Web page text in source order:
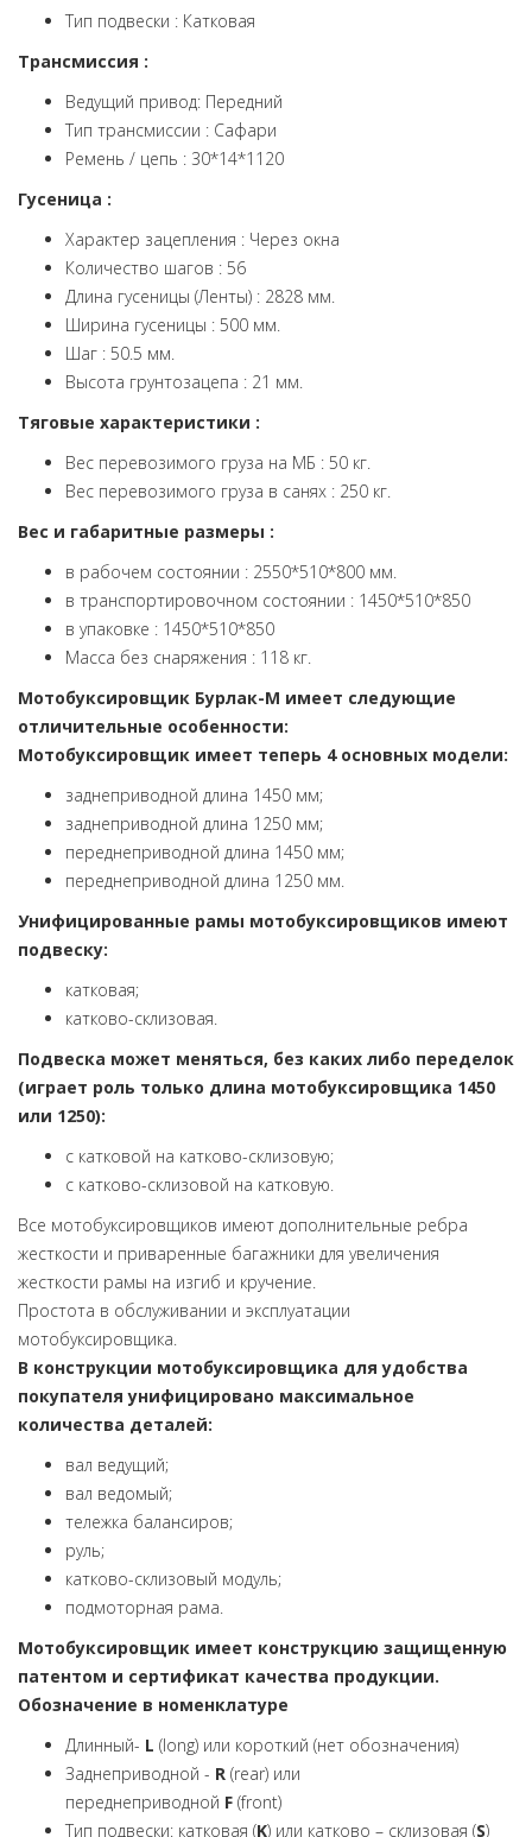
Тип подвески : Катковая
Трансмиссия :
Ведущий привод: Передний
Тип трансмиссии : Сафари
Ремень / цепь : 30*14*1120
Гусеница :
Характер зацепления : Через окна
Количество шагов : 56
Длина гусеницы (Ленты) : 2828 мм.
Ширина гусеницы : 500 мм.
Шаг : 50.5 мм.
Высота грунтозацепа : 21 мм.
Тяговые характеристики :
Вес перевозимого груза на МБ : 50 кг.
Вес перевозимого груза в санях : 250 кг.
Вес и габаритные размеры :
в рабочем состоянии : 2550*510*800 мм.
в транспортировочном состоянии : 1450*510*850
в упаковке : 1450*510*850
Масса без снаряжения : 118 кг.
Мотобуксировщик Бурлак-M имеет следующие
отличительные особенности:
Мотобуксировщик имеет теперь 4 основных модели:
заднеприводной длина 1450 мм;
заднеприводной длина 1250 мм;
переднеприводной длина 1450 мм;
переднеприводной длина 1250 мм.
Унифицированные рамы мотобуксировщиков имеют
подвеску:
катковая;
катково-склизовая.
Подвеска может меняться, без каких либо переделок
(играет роль только длина мотобуксировщика 1450
или 1250):
с катковой на катково-склизовую;
с катково-склизовой на катковую.
Все мотобуксировщиков имеют дополнительные ребра
жесткости и приваренные багажники для увеличения
жесткости рамы на изгиб и кручение.
Простота в обслуживании и эксплуатации
мотобуксировщика.
В конструкции мотобуксировщика для удобства
покупателя унифицировано максимальное
количества деталей:
вал ведущий;
вал ведомый;
тележка балансиров;
руль;
катково-склизовый модуль;
подмоторная рама.
Мотобуксировщик имеет конструкцию защищенную
патентом и сертификат качества продукции.
Обозначение в номенклатуре
Длинный- L (long) или короткий (нет обозначения)
Заднеприводной - R (rear) или
переднеприводной F (front)
Тип подвески: катковая (K) или катково – склизовая (S)